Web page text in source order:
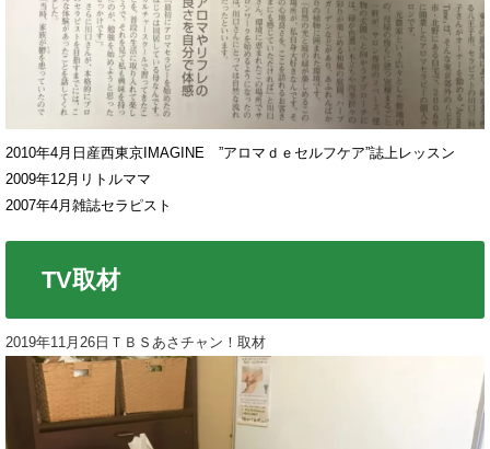
2010年4月日産西東京IMAGINE ”アロマｄｅセルフケア”誌上レッスン
2009年12月リトルママ
2007年4月雑誌セラピスト
TV取材
2019年11月26日ＴＢＳあさチャン！取材